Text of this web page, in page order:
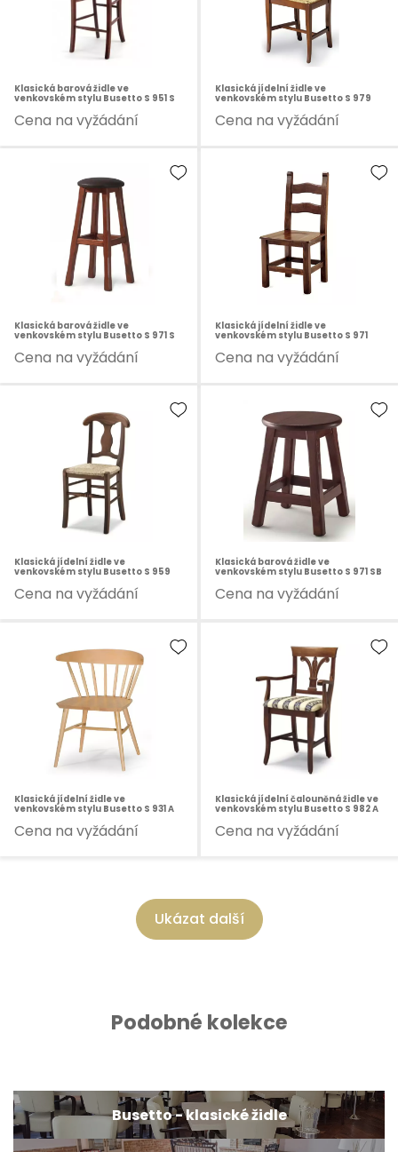
Klasická barová židle ve
venkovském stylu Busetto S 951 S
Cena na vyžádání
Klasická jídelní židle ve
venkovském stylu Busetto S 979
Cena na vyžádání
Klasická barová židle ve
venkovském stylu Busetto S 971 S
Cena na vyžádání
Klasická jídelní židle ve
venkovském stylu Busetto S 971
Cena na vyžádání
Klasická jídelní židle ve
venkovském stylu Busetto S 959
Cena na vyžádání
Klasická barová židle ve
venkovském stylu Busetto S 971 SB
Cena na vyžádání
Klasická jídelní židle ve
venkovském stylu Busetto S 931 A
Cena na vyžádání
Klasická jídelní čalouněná židle ve
venkovském stylu Busetto S 982 A
Cena na vyžádání
Ukázat další
Podobné kolekce
Busetto - klasické židle